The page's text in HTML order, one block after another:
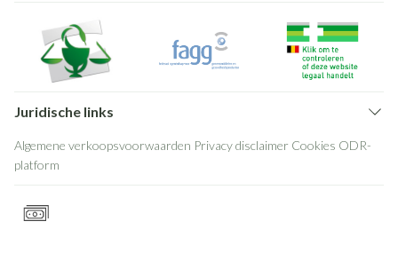
Juridische links
Algemene verkoopsvoorwaarden Privacy disclaimer Cookies ODR-
platform